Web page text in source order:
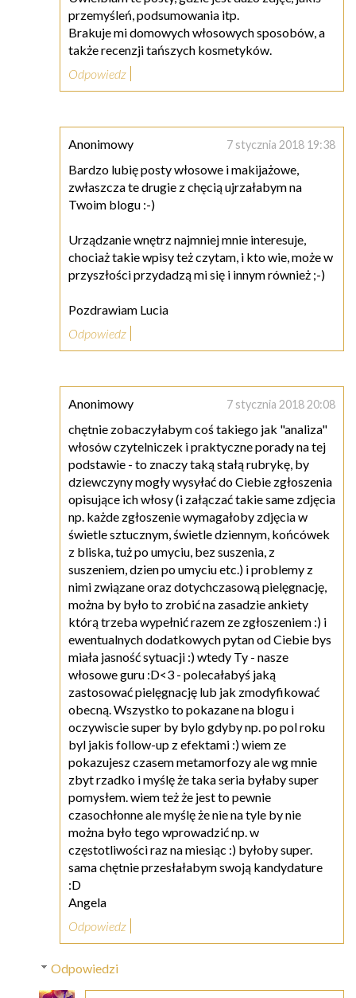
przemyśleń, podsumowania itp.
Brakuje mi domowych włosowych sposobów, a
także recenzji tańszych kosmetyków.
Odpowiedz
Anonimowy 7 stycznia 2018 19:38
Bardzo lubię posty włosowe i makijażowe,
zwłaszcza te drugie z chęcią ujrzałabym na
Twoim blogu :-)
Urządzanie wnętrz najmniej mnie interesuje,
chociaż takie wpisy też czytam, i kto wie, może w
przyszłości przydadzą mi się i innym również ;-)
Pozdrawiam Lucia
Odpowiedz
Anonimowy 7 stycznia 2018 20:08
chętnie zobaczyłabym coś takiego jak "analiza"
włosów czytelniczek i praktyczne porady na tej
podstawie - to znaczy taką stałą rubrykę, by
dziewczyny mogły wysyłać do Ciebie zgłoszenia
opisujące ich włosy (i załączać takie same zdjęcia
np. każde zgłoszenie wymagałoby zdjęcia w
świetle sztucznym, świetle dziennym, końcówek
z bliska, tuż po umyciu, bez suszenia, z
suszeniem, dzien po umyciu etc.) i problemy z
nimi związane oraz dotychczasową pielęgnację,
można by było to zrobić na zasadzie ankiety
którą trzeba wypełnić razem ze zgłoszeniem :) i
ewentualnych dodatkowych pytan od Ciebie bys
miała jasność sytuacji :) wtedy Ty - nasze
włosowe guru :D<3 - polecałabyś jaką
zastosować pielęgnację lub jak zmodyfikować
obecną. Wszystko to pokazane na blogu i
oczywiscie super by bylo gdyby np. po pol roku
byl jakis follow-up z efektami :) wiem ze
pokazujesz czasem metamorfozy ale wg mnie
zbyt rzadko i myślę że taka seria byłaby super
pomysłem. wiem też że jest to pewnie
czasochłonne ale myślę że nie na tyle by nie
można było tego wprowadzić np. w
częstotliwości raz na miesiąc :) byłoby super.
sama chętnie przesłałabym swoją kandydature
:D
Angela
Odpowiedz
Odpowiedzi